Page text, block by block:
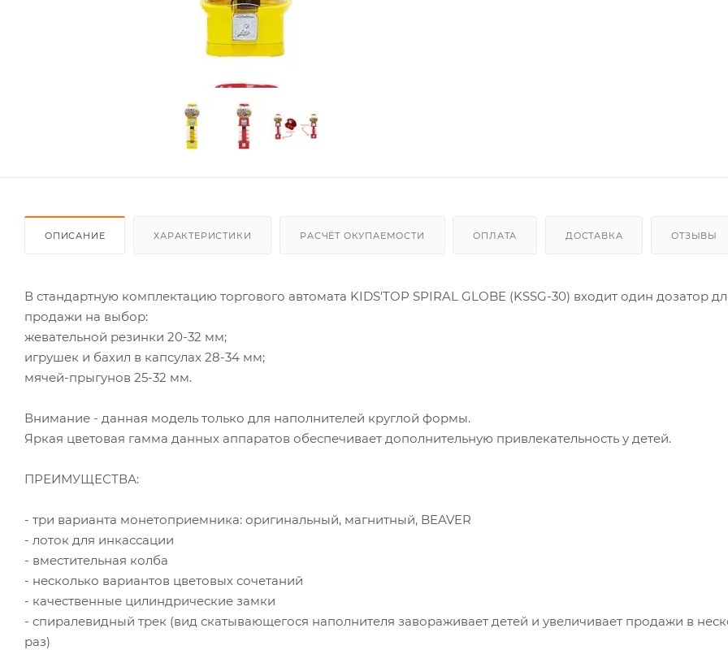
ОПИСАНИЕ ХАРАКТЕРИСТИКИ РАСЧЁТ ОКУПАЕМОСТИ ОПЛАТА ДОСТАВКА ОТЗЫВЫ
В стандартную комплектацию торгового автомата KIDS'TOP SPIRAL GLOBE (KSSG-30) входит один дозатор
продажи на выбор:
жевательной резинки 20-32 мм;
игрушек и бахил в капсулах 28-34 мм;
мячей-прыгунов 25-32 мм.
Внимание - данная модель только для наполнителей круглой формы.
Яркая цветовая гамма данных аппаратов обеспечивает дополнительную привлекательность у детей.
ПРЕИМУЩЕСТВА:
- три варианта монетоприемника: оригинальный, магнитный, BEAVER
- лоток для инкассации
- вместительная колба
- несколько вариантов цветовых сочетаний
- качественные цилиндрические замки
- спиралевидный трек (вид скатывающегося наполнителя завораживает детей и увеличивает продажи в
раз)